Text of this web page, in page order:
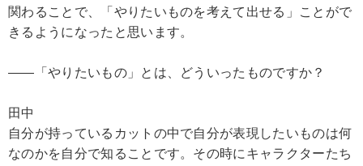
関わることで、「やりたいものを考えて出せる」ことがで
きるようになったと思います。
――「やりたいもの」とは、どういったものですか？
田中
自分が持っているカットの中で自分が表現したいものは何
なのかを自分で知ることです。その時にキャラクターたち